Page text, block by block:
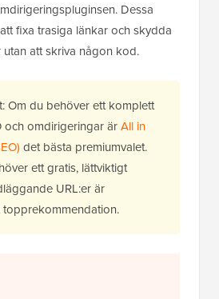
Dessa
fixa trasiga länkar och skydda
att skriva någon kod.
Om du behöver ett komplett
och omdirigeringar ärAll in
det bästa premiumvalet.
ett gratis, lättviktigt
URL:er är
topprekommendation.